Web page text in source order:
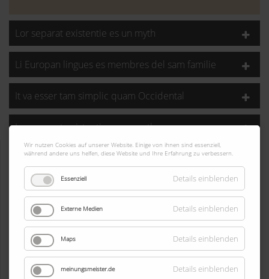
Lor separat existentie es un myth
Li Europan lingues es membres del sam familie
It va esser tam simplic quam Occidental
Lor separat existentie es un myth
Rightblock
Short description
Wir nutzen Cookies auf unserer Website. Einige von ihnen sind essenziell,
während andere uns helfen, diese Website und Ihre Erfahrung zu verbessern.
Essenziell Details einblenden
Externe Medien Details einblenden
Maps Details einblenden
meinungsmeister.de Details einblenden